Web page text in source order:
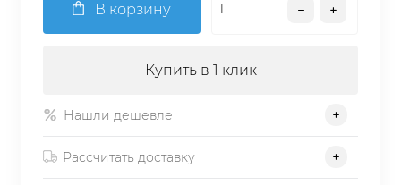
В корзину
Купить в 1 клик
Нашли дешевле
Рассчитать доставку